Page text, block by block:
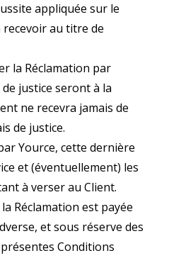
appliquée sur le
au titre de
la Réclamation par
justice seront à la
ne recevra jamais de
de justice.
Yource, cette dernière
et (éventuellement) les
à verser au Client.
Réclamation est payée
et sous réserve des
Conditions